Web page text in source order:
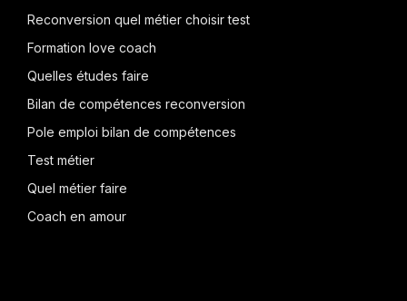
Reconversion quel métier choisir test
Formation love coach
Quelles études faire
Bilan de compétences reconversion
Pole emploi bilan de compétences
Test métier
Quel métier faire
Coach en amour